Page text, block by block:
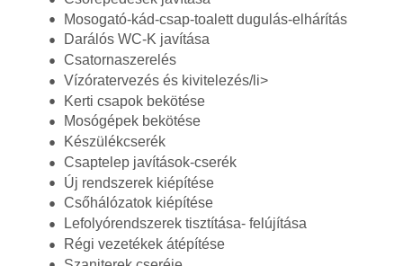
Mosogató-kád-csap-toalett dugulás-elhárítás
Darálós WC-K javítása
Csatornaszerelés
Vízóratervezés és kivitelezés/li>
Kerti csapok bekötése
Mosógépek bekötése
Készülékcserék
Csaptelep javítások-cserék
Új rendszerek kiépítése
Csőhálózatok kiépítése
Lefolyórendszerek tisztítása- felújítása
Régi vezetékek átépítése